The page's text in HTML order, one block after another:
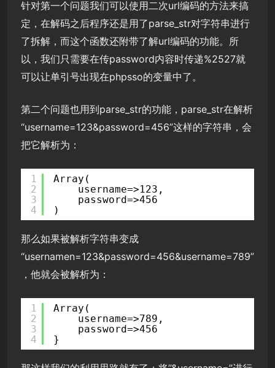
针对第一个问题我们可以使用二次url编码的方法来搞
定，在解码之后程序还是用了parse_str对字符串进行
了拆解，而这个函数还附带了解url编码的功能。所
以，我们只需要在传password内容时传递%2527就
可以让单引号出现在phpsso的变量中了。
第二个问题也用到parse_str的功能，parse_str在解析
“username=123&password=456”这样的字符串，会
把它解析为：
1
2
3
4
Array(
username=>123,
password=>456
)
那么如果被解析字符串变成
“usernamen=123&password=456&username=789”
，他就会被解析为：
1
2
3
4
Array(
username=>789,
password=>456
}